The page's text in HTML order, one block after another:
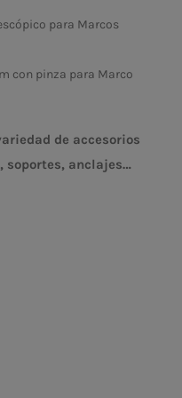
para Marcos
con pinza para Marco
de accesorios
soportes, anclajes…